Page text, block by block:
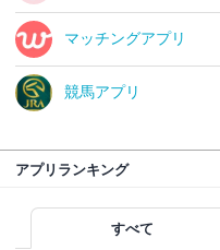
マッチングアプリ
競馬アプリ
アプリランキング
すべて